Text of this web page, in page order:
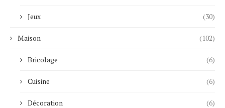
Jeux (30)
Maison (102)
Bricolage (6)
Cuisine (6)
Décoration (6)